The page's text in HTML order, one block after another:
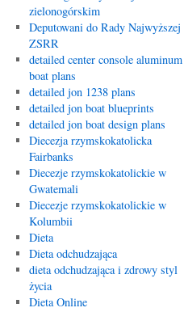
zielonogórskim
Deputowani do Rady Najwyższej
ZSRR
detailed center console aluminum
boat plans
detailed jon 1238 plans
detailed jon boat blueprints
detailed jon boat design plans
Diecezja rzymskokatolicka
Fairbanks
Diecezje rzymskokatolickie w
Gwatemali
Diecezje rzymskokatolickie w
Kolumbii
Dieta
Dieta odchudzająca
dieta odchudzająca i zdrowy styl
życia
Dieta Online